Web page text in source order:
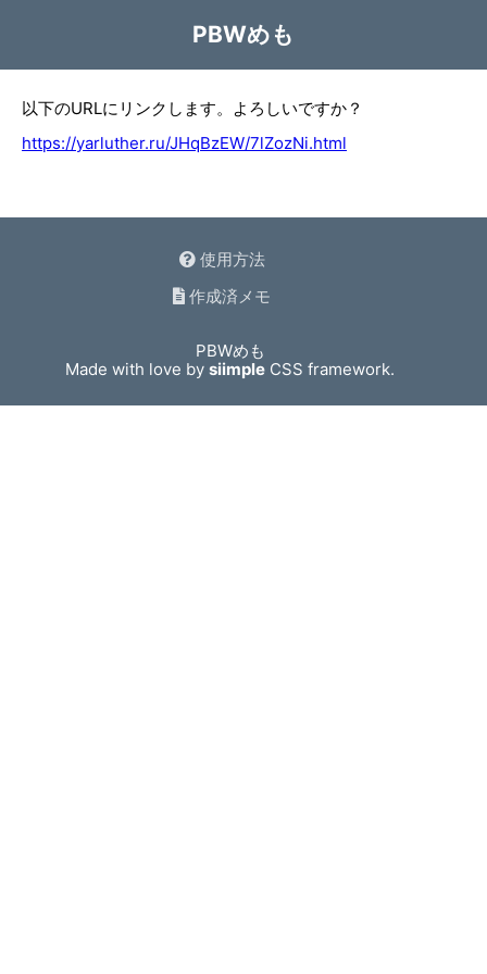
PBWめも
以下のURLにリンクします。よろしいですか？
https://yarluther.ru/JHqBzEW/7lZozNi.html
使用方法
作成済メモ
PBWめも
Made with love bysiimple CSS framework.